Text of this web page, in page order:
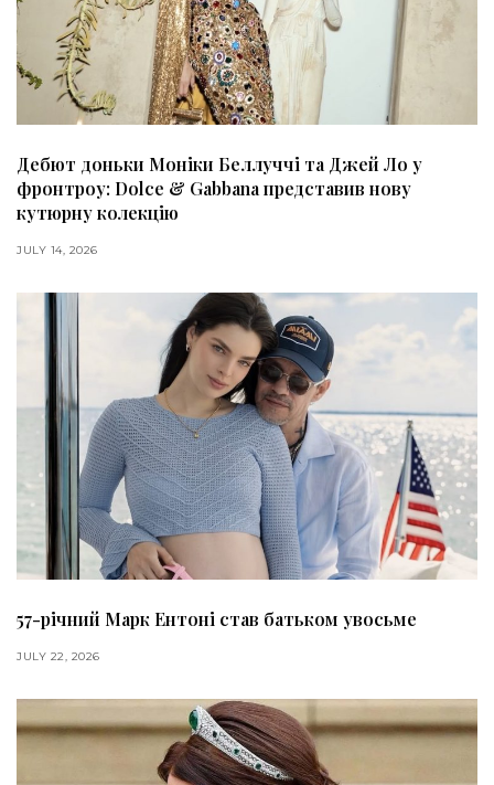
Дебют доньки Моніки Беллуччі та Джей Ло у
фронтроу: Dolce & Gabbana представив нову
кутюрну колекцію
JULY 14, 2026
57-річний Марк Ентоні став батьком увосьме
JULY 22, 2026